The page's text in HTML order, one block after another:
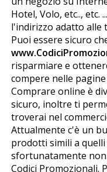
Hotel, Volo, etc..,
l'indirizzo adatto alle
Puoi essere sicuro
risparmiare e
compere nelle
Comprare online è
sicuro, inoltre ti
troverai nel
Attualmente c'è un
prodotti simili a
sfortunatamente
Codici Promozionali.